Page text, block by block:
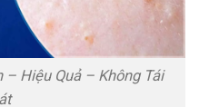
– Hiệu Quả – Không Tái